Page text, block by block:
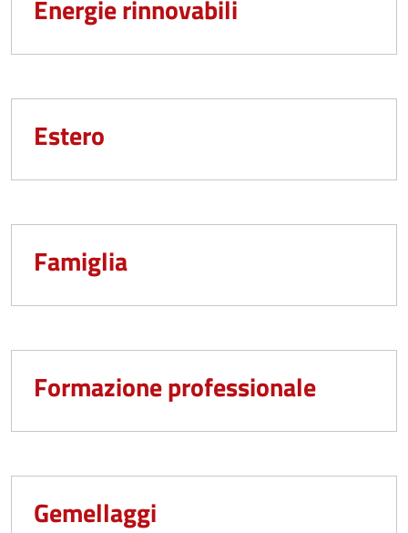
Energie rinnovabili
Estero
Famiglia
Formazione professionale
Gemellaggi